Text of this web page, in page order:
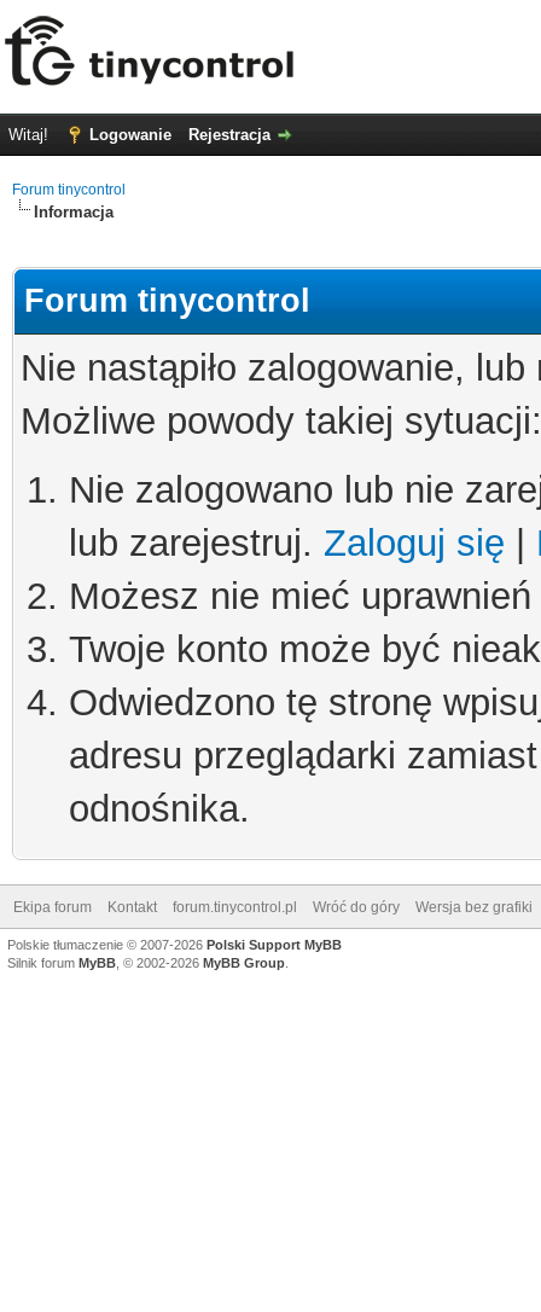
Witaj! Logowanie Rejestracja
Forum tinycontrol
Informacja
Forum tinycontrol
Nie nastąpiło zalogowanie,
Możliwe powody takiej sytuacji:
Nie zalogowano lub nie
lub zarejestruj. Zaloguj się
Możesz nie mieć
Twoje konto może być
Odwiedzono tę stronę
adresu przeglądarki
odnośnika.
Ekipa forum Kontakt forum.tinycontrol.pl Wróć do góry Wersja bez grafiki
Polskie tłumaczenie © 2007-2026 Polski Support MyBB
Silnik forum MyBB , © 2002-2026 MyBB Group